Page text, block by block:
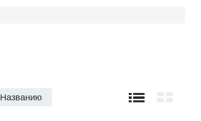
Названию